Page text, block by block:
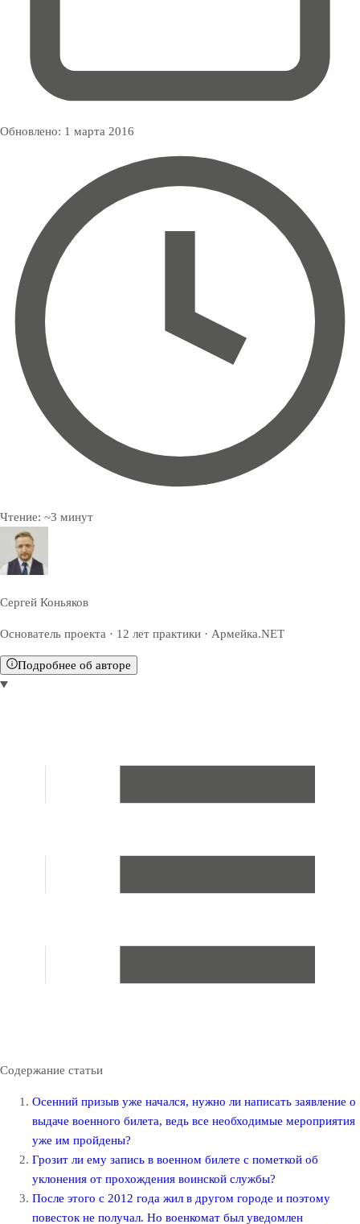
Обновлено: 1 марта 2016
Чтение: ~3 минут
Сергей Коньяков
Основатель проекта · 12 лет практики · Армейка.NET
Подробнее об авторе
Содержание статьи
Осенний призыв уже начался, нужно ли написать заявление о
выдаче военного билета, ведь все необходимые мероприятия
уже им пройдены?
Грозит ли ему запись в военном билете с пометкой об
уклонения от прохождения воинской службы?
После этого с 2012 года жил в другом городе и поэтому
повесток не получал. Но военкомат был уведомлен